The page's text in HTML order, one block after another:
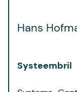
Hans
Systeembril